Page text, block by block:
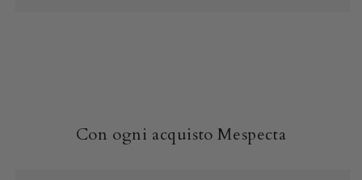
Con ogni acquisto Mespecta